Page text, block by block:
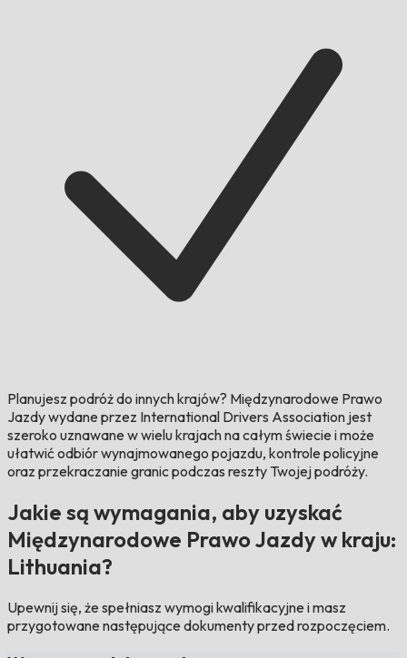
Planujesz podróż do innych krajów? Międzynarodowe Prawo
Jazdy wydane przez International Drivers Association jest
szeroko uznawane w wielu krajach na całym świecie i może
ułatwić odbiór wynajmowanego pojazdu, kontrole policyjne
oraz przekraczanie granic podczas reszty Twojej podróży.
Jakie są wymagania, aby uzyskać
Międzynarodowe Prawo Jazdy w kraju:
Lithuania?
Upewnij się, że spełniasz wymogi kwalifikacyjne i masz
przygotowane następujące dokumenty przed rozpoczęciem.